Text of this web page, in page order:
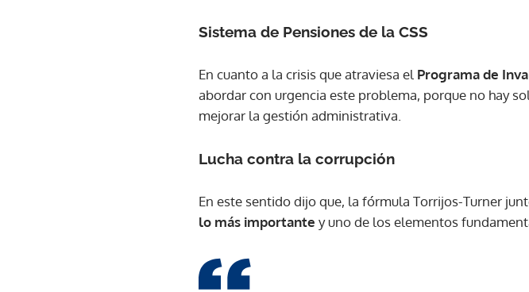
Sistema de Pensiones de la CSS
En cuanto a la crisis que atraviesa el Programa de
abordar con urgencia este problema, porque no hay
mejorar la gestión administrativa.
Lucha contra la corrupción
En este sentido dijo que, la fórmula Torrijos-Turner
lo más importante y uno de los elementos